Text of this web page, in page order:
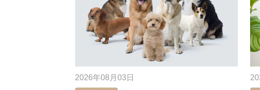
2026年08月03日